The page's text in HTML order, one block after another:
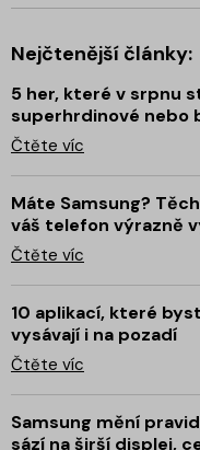
Nejčtenější články:
5 her, které v srpnu
superhrdinové nebo
Čtěte víc
Máte Samsung?
váš telefon výrazně
Čtěte víc
10 aplikací, které
vysávají i na pozadí
Čtěte víc
Samsung mění
sází na širší displej,